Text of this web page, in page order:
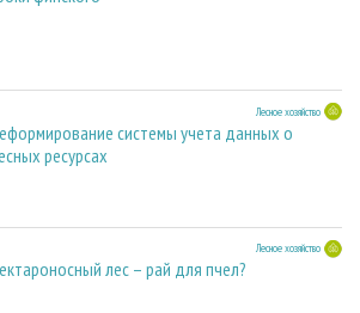
Лесное хозяйство
системы учета данных о
ресурсах
Лесное хозяйство
лес – рай для пчел?